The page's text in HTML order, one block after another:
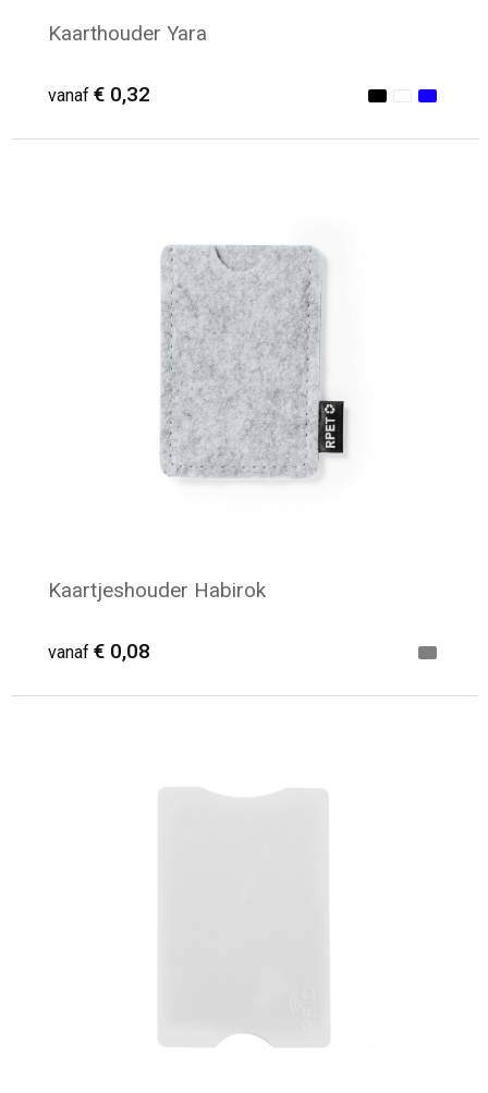
Kaarthouder Yara
vanaf € 0,32
Kaartjeshouder Habirok
vanaf € 0,08